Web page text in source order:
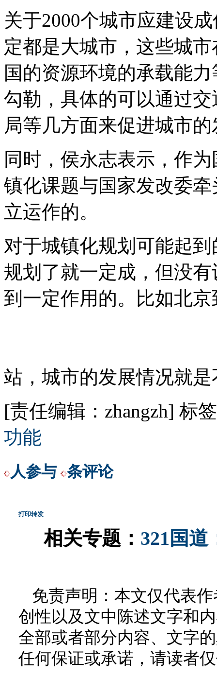
关于2000个城市应建设
定都是大城市，这些城
国的资源环境的承载能
勾勒，具体的可以通过
局等几方面来促进城市
同时，侯永志表示，作
镇化课题与国家发改委
立运作的。
对于城镇化规划可能起
规划了就一定成，但没
到一定作用的。比如北
站，城市的发展情况就
[责任编辑：zhangzh] 标
功能
人参与 条评论
打印转发
相关专题： 321国道
免责声明：本文仅代表
创性以及文中陈述文字和
全部或者部分内容、文字
任何保证或承诺，请读者